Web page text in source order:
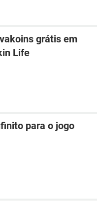
grátis em
Life
para o jogo